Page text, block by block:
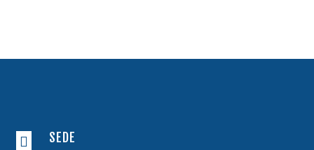
 SEDE